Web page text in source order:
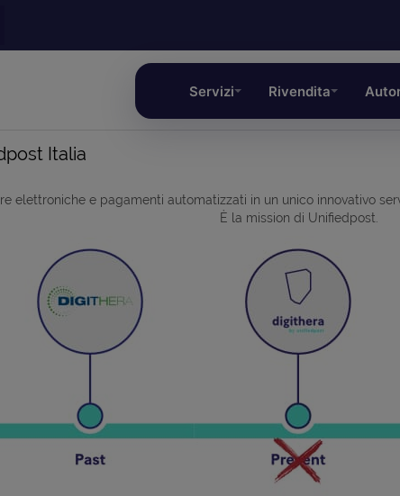
Servizi Rivendita
Italia
elettroniche e pagamenti automatizzati in un unico innovativo
È la mission di Unifiedpost.